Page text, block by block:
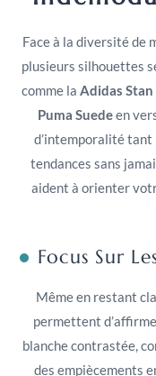
Face à la diversité de
plusieurs silhouettes
comme la Adidas Stan
Puma Suedeen
d’intemporalité tant
tendances sans
aident à orienter
Focus Sur
Même en restant
permettent
blanche contrastée,
des empiècements